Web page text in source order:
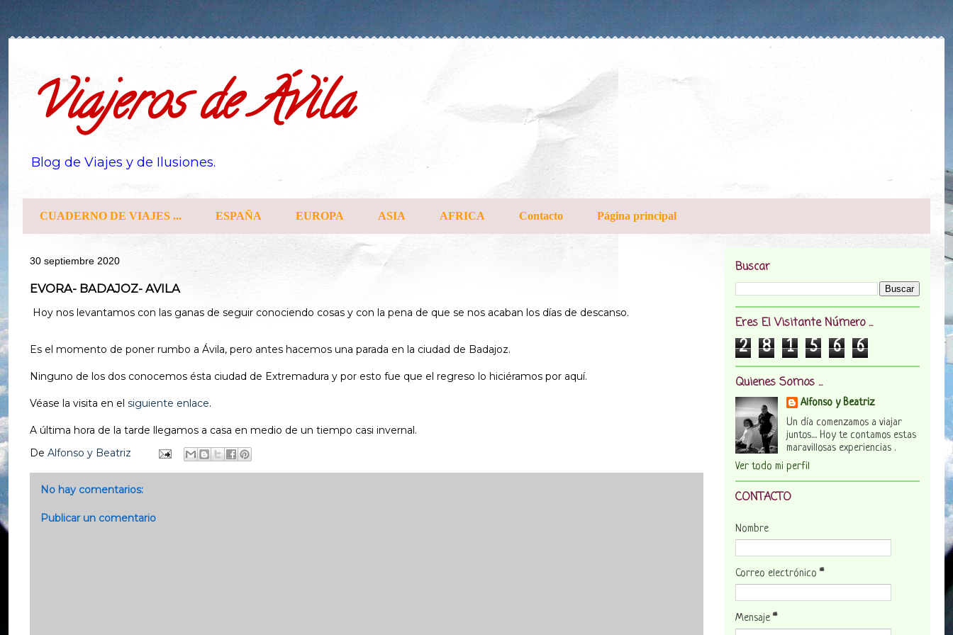
Viajeros de Ávila
Blog de Viajes y de Ilusiones.
CUADERNO DE VIAJES ... ESPAÑA EUROPA ASIA AFRICA Contacto Página principal
30 septiembre 2020
EVORA- BADAJOZ- AVILA
Hoy nos levantamos con las ganas de seguir conociendo cosas y con la pena de que se nos acaban los días de descanso.
Es el momento de poner rumbo a Ávila, pero antes hacemos una parada en la ciudad de Badajoz.
Ninguno de los dos conocemos ésta ciudad de Extremadura y por esto fue que el regreso lo hiciéramos por aquí.
Véase la visita en el siguiente enlace.
A última hora de la tarde llegamos a casa en medio de un tiempo casi invernal.
De Alfonso y Beatriz
No hay comentarios:
Publicar un comentario
Buscar
Eres El Visitante Número ...
2 8 1 5 6 6
Quienes Somos ...
Alfonso y Beatriz
Un día comenzamos a viajar
juntos.... Hoy te contamos estas
maravillosas experiencias .
Ver todo mi perfil
CONTACTO
Nombre
Correo electrónico*
Mensaje*